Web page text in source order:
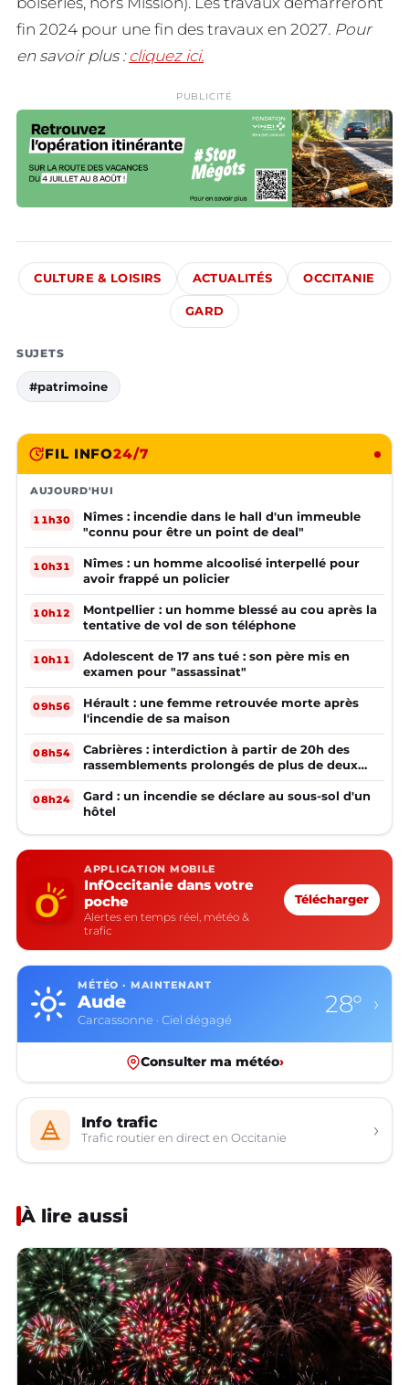
fin 2024 pour une fin des travaux en 2027. Pour
en savoir plus :cliquez ici.
PUBLICITÉ
CULTURE & LOISIRS ACTUALITÉS OCCITANIE
GARD
SUJETS
#patrimoine
FIL INFO24/7
AUJOURD'HUI
11h30
Nîmes : incendie dans le hall d'un immeuble
"connu pour être un point de deal"
10h31
Nîmes : un homme alcoolisé interpellé pour
avoir frappé un policier
10h12
Montpellier : un homme blessé au cou après la
tentative de vol de son téléphone
10h11
Adolescent de 17 ans tué : son père mis en
examen pour "assassinat"
09h56
Hérault : une femme retrouvée morte après
l'incendie de sa maison
08h54
Cabrières : interdiction à partir de 20h des
rassemblements prolongés de plus de deux
mineurs non accompagnés d'un adulte
08h24
Gard : un incendie se déclare au sous-sol d'un
hôtel
APPLICATION MOBILE
InfOccitanie dans votre
poche
Alertes en temps réel, météo &
trafic
Télécharger
MÉTÉO · MAINTENANT
Aude
Carcassonne · Ciel dégagé
28° ›
Consulter ma météo›
Info trafic
Trafic routier en direct en Occitanie ›
À lire aussi